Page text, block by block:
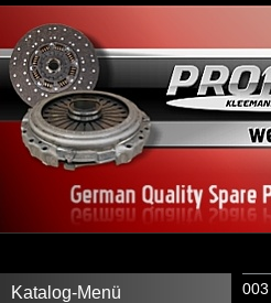
Katalog-Menü